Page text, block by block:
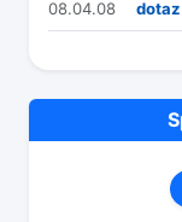
08.04.08